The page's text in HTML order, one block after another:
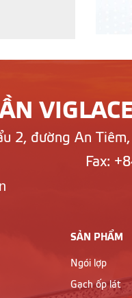
2, đường An
Fax:
SẢN PHẨM
Ngói lợp
Gạch ốp lát